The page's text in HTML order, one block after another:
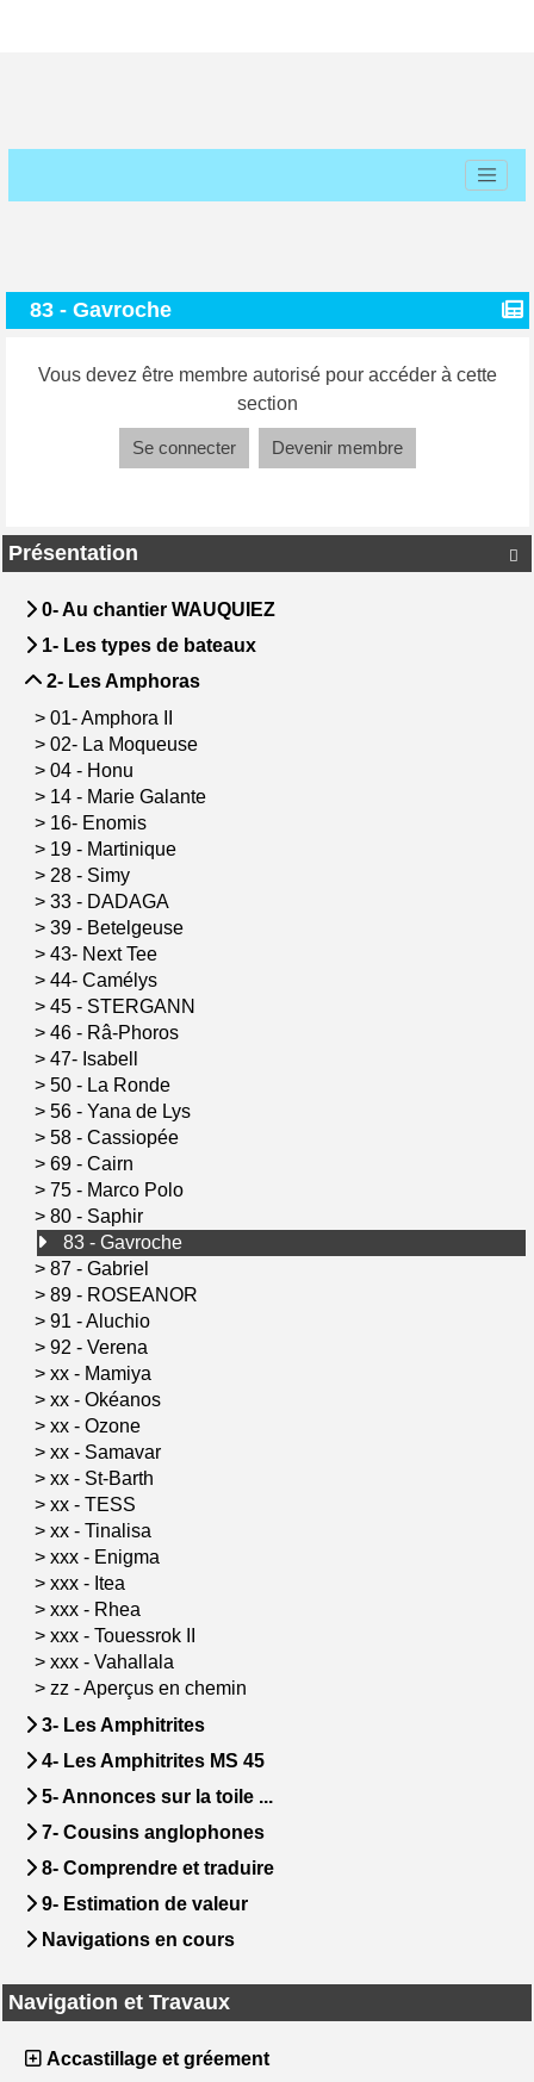

Présentation
0- Au chantier WAUQUIEZ
1- Les types de bateaux
2- Les Amphoras
> 01- Amphora II
> 02- La Moqueuse
> 04 - Honu
> 14 - Marie Galante
> 16- Enomis
> 19 - Martinique
> 28 - Simy
> 33 - DADAGA
> 39 - Betelgeuse
> 43- Next Tee
> 44- Camélys
> 45 - STERGANN
> 46 - Râ-Phoros
> 47- Isabell
> 50 - La Ronde
> 56 - Yana de Lys
> 58 - Cassiopée
> 69 - Cairn
> 75 - Marco Polo
> 80 - Saphir
83 - Gavroche
> 87 - Gabriel
> 89 - ROSEANOR
> 91 - Aluchio
> 92 - Verena
> xx - Mamiya
> xx - Okéanos
> xx - Ozone
> xx - Samavar
> xx - St-Barth
> xx - TESS
> xx - Tinalisa
> xxx - Enigma
> xxx - Itea
> xxx - Rhea
> xxx - Touessrok II
> xxx - Vahallala
> zz - Aperçus en chemin
3- Les Amphitrites
4- Les Amphitrites MS 45
5- Annonces sur la toile ...
7- Cousins anglophones
8- Comprendre et traduire
9- Estimation de valeur
Navigations en cours
Navigation et Travaux
Accastillage et gréement
83 - Gavroche
Vous devez être membre autorisé pour accéder à cette
section
Se connecter Devenir membre